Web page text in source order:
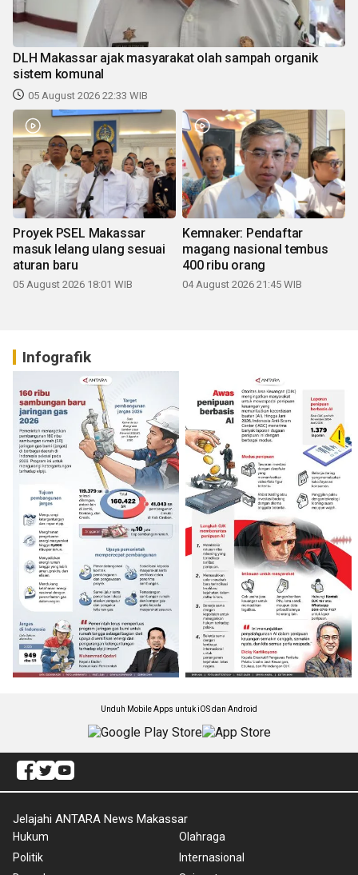
DLH Makassar ajak masyarakat olah sampah organik
sistem komunal
05 August 2026 22:33 WIB
Proyek PSEL Makassar
masuk lelang ulang sesuai
aturan baru
05 August 2026 18:01 WIB
Kemnaker: Pendaftar
magang nasional tembus
400 ribu orang
04 August 2026 21:45 WIB
Infografik
Unduh Mobile Apps untuk iOS dan Android
Jelajahi ANTARA News Makassar
Hukum
Politik
Olahraga
Internasional